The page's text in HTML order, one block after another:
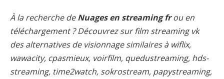
À la recherche deNuages en streaming frou en
téléchargement ? Découvrez sur film streaming vk
des alternatives de visionnage similaires à wiflix,
wawacity, cpasmieux, voirfilm, quedustreaming, hds-
streaming, time2watch, sokrostream, papystreaming,